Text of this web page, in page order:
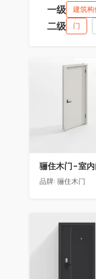
一级 建筑构
二级 门
收藏
品牌: 骊住木门
收藏